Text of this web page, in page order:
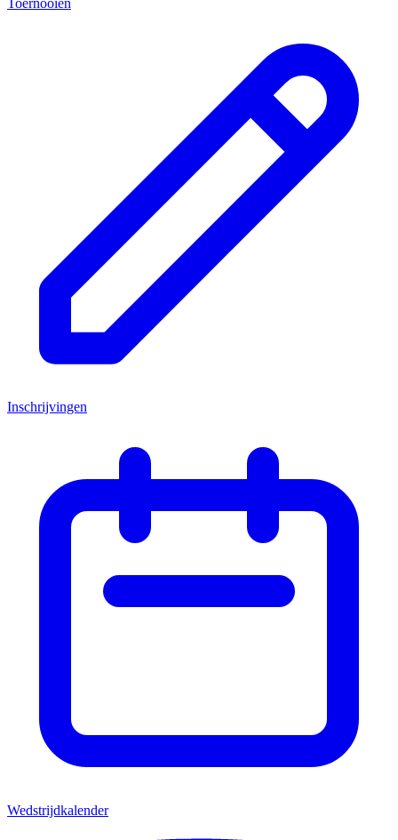
Toernooien
Inschrijvingen
Wedstrijdkalender